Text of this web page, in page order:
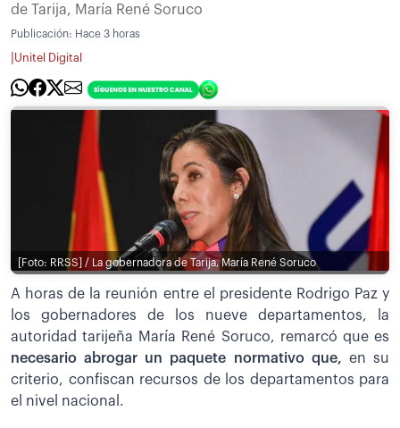
de Tarija, María René Soruco
Publicación: Hace 3 horas
Unitel Digital
[Foto: RRSS] / La gobernadora de Tarija, María René Soruco
A horas de la reunión entre el presidente Rodrigo Paz y
los gobernadores de los nueve departamentos, la
autoridad tarijeña María René Soruco, remarcó que es
necesario abrogar un paquete normativo que, en su
criterio, confiscan recursos de los departamentos para
el nivel nacional.